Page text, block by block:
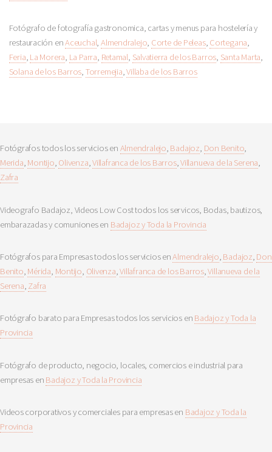
Fotógrafo de fotografía gastronomica, cartas y menus para hostelería y
restauración enAceuchal, Almendralejo, Corte de Peleas, Cortegana,
Feria, La Morera, La Parra, Retamal, Salvatierra de los Barros, Santa Marta,
Solana de los Barros, Torremejia,Villaba de los Barros
Fotógrafos todos los servicios en Almendralejo, Badajoz, Don Benito,
Merida, Montijo, Olivenza,Villafranca de los Barros,Villanueva de la Serena,
Zafra
Videografo Badajoz, Videos Low Cost todos los servicos, Bodas, bautizos,
embarazadas y comuniones en Badajoz y Toda la Provincia
Fotógrafos para Empresas todos los servicios enAlmendralejo, Badajoz, Don
Benito, Mérida, Montijo, Olivenza,Villafranca de los Barros,Villanueva de la
Serena, Zafra
Fotógrafo barato para Empresas todos los servicios en Badajoz y Toda la
Provincia
Fotógrafo de producto, negocio, locales, comercios e industrial para
empresas en Badajoz y Toda la Provincia
Videos corporativos y comerciales para empresas en Badajoz y Toda la
Provincia